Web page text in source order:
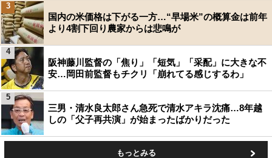
国内の米価格は下がる一方…“早場米”の概算金は前年
より4割下回り農家からは悲鳴が
3
阪神藤川監督の「焦り」「短気」「采配」に大きな不
安…岡田前監督もチクリ「崩れてる感じするわ」
4
三男・清水良太郎さん急死で清水アキラ沈痛…8年越
しの「父子再共演」が始まったばかりだった
5
もっとみる